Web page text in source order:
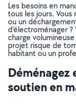
Les besoins en
tous les jours. Vous
ou un
d’électroménager
charge
projet risque de
habitant ou un
Déménagez
soutien en